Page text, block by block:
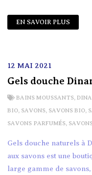
EN SAVOIR PLUS
12 MAI 2021
Gels douche
BAINS MOUSSANTS,
BIO, SAVONS, SAVONS BIO,
SAVONS PARFUMÉS,
Gels douche naturels à
aux savons est une
large gamme de